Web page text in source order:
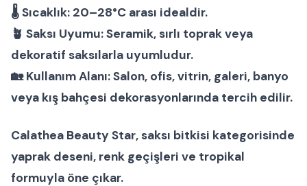
🌡Sıcaklık: 20–28°C arası idealdir.
🪴 Saksı Uyumu:Seramik, sırlı toprak veya
dekoratif saksılarla uyumludur.
🏡Kullanım Alanı:Salon, ofis, vitrin, galeri, banyo
veya kış bahçesi dekorasyonlarında tercih edilir.
Calathea Beauty Star,saksı bitkisi kategorisinde
yaprak deseni, renk geçişleri ve tropikal
formuyla öne çıkar.